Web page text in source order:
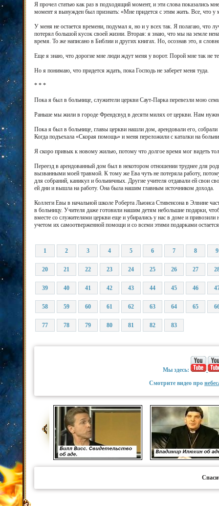
Я прочел статью как раз в подходящий момент, и эти слова показались
момент я вынужден был признать: «Мне придется с этим жить. Все, что у
У меня не остается времени, подумал я, но и у всех так. Я полагаю, что
потерял большой кусок своей жизни. Вторая: я знаю, что мы на земле
время. То же написано в Библии и других книгах. Но, осознав это, я
Еще я знаю, что дорогие мне люди ждут меня у ворот. Порой мне так не
Но я понимаю, что придется ждать, пока Господь не заберет меня туда.
* * *
Пока я был в больнице, служители церкви Саут-Парка перевезли мою
Раньше мы жили в городе Френдсвуд в десяти милях от церкви. Нам
Пока я был в больнице, главы церкви нашли дом, арендовали его,
Когда подъехала «Скорая помощь» и меня переложили с каталки на
Я скоро привык к новому жилью, потому что долгое время мог видеть
Переезд в арендованный дом был в некотором отношении труднее для
вызванными моей травмой. К тому же Ева чуть не потеряла работу,
для собраний, каникул и больничных. Другие учителя отдавали ей свои
ей дни и вышла на работу. Она была нашим главным источником дохода.
Коллеги Евы в начальной школе Роберта Льюиса Стивенсона в Элвине
в больницу. Учителя даже готовили нашим детям небольшие подарки,
вместе со служителями церкви еще и убирались у нас в доме и
учетом их самоотверженной помощи и со всеми этими подарками
1 2 3 4 5 6 7 8 9
20 21 22 23 24 25 26 27
39 40 41 42 43 44 45 46
58 59 60 61 62 63 64 65
77 78 79 80 81 82 83
Мы здесь:
Смотрите видео про